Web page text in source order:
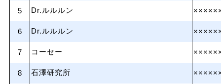
5 Dr.ルルルン
6 Dr.ルルルン
7 コーセー
8 石澤研究所